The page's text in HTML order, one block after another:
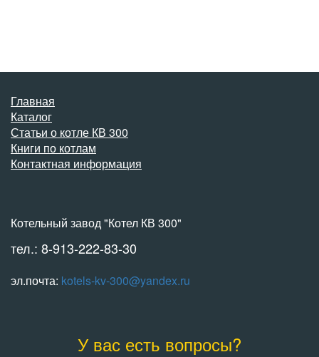
Главная
Каталог
Статьи о котле КВ 300
Книги по котлам
Контактная информация
Котельный завод "Котел КВ 300"
тел.: 8-913-222-83-30
эл.почта: kotels-kv-300@yandex.ru
У вас есть вопросы?